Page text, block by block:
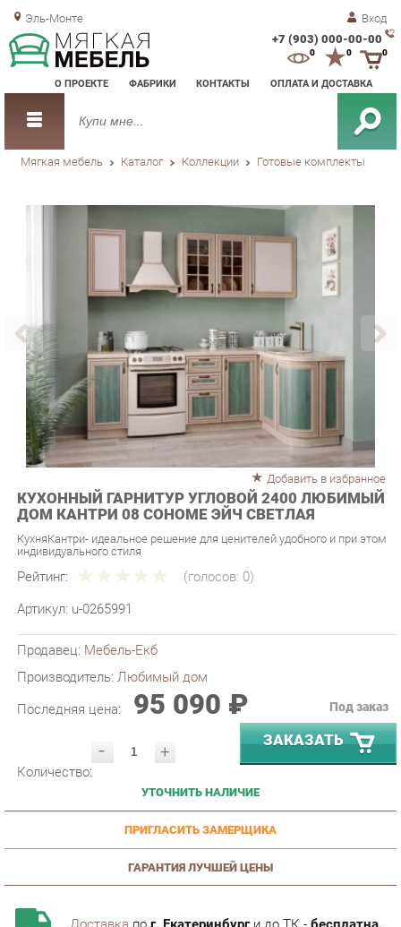
Эль-Монте Вход
+7 (903) 000-00-00
О ПРОЕКТЕ ФАБРИКИ КОНТАКТЫ ОПЛАТА И ДОСТАВКА
0 0
Мягкая мебель Каталог Коллекции Готовые комплекты
Добавить в избранное
КУХОННЫЙ ГАРНИТУР УГЛОВОЙ 2400 ЛЮБИМЫЙ
ДОМ КАНТРИ 08 СОНОМЕ ЭЙЧ СВЕТЛАЯ
КухняКантри- идеальное решение для ценителей удобного и при этом
Рейтинг:
Артикул: u-0265991
Производитель:Любимый дом
Последняя цена: 95 090 ₽
- ЗАКАЗАТЬ
УТОЧНИТЬ НАЛИЧИЕ
ПРИГЛАСИТЬ ЗАМЕРЩИКА
ГАРАНТИЯ ЛУЧШЕЙ ЦЕНЫ
Доставкапог. Екатеринбурги до ТК -бесплатна.